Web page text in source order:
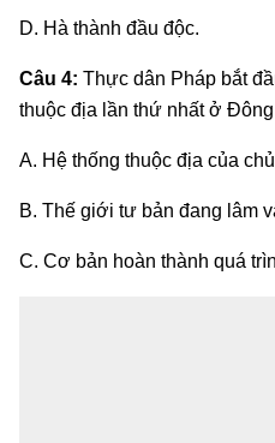
D. Hà thành đầu độc.
Câu 4: Thực dân Pháp bắt
thuộc địa lần thứ nhất ở
A. Hệ thống thuộc địa của
B. Thế giới tư bản đang lâm
C. Cơ bản hoàn thành quá